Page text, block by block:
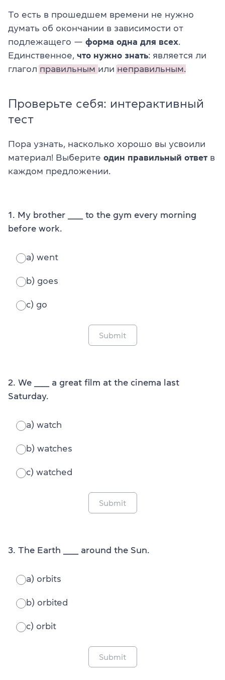
То есть в прошедшем времени не нужно
думать об окончании в зависимости от
подлежащего — форма одна для всех
Единственное, что нужно знать: является ли
глагол правильным или неправильным.
Проверьте себя: интерактивный
тест
Пора узнать, насколько хорошо вы усвоили
материал! Выберите один правильный ответ в
каждом предложении.
1. My brother ______ to the gym every morning
before work.
a) went
b) goes
c) go
Submit
2. We ______ a great film at the cinema last
Saturday.
a) watch
b) watches
c) watched
Submit
3. The Earth ______ around the Sun.
a) orbits
b) orbited
c) orbit
Submit